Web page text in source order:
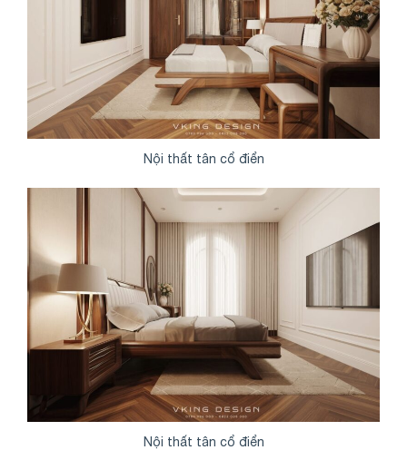
Nội thất tân cổ điển
Nội thất tân cổ điển